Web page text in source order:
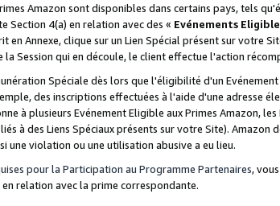
Amazon sont disponibles dans certains pays, tels
Section 4(a) en relation avec des « Evénements
en Annexe, clique sur un Lien Spécial présent sur votre
la Session qui en découle, le client effectue l'action
Spéciale dès lors que l'éligibilité d'un
des inscriptions effectuées à l'aide d'une adresse
à plusieurs Evénement Eligible aux Primes Amazon,
à des Liens Spéciaux présents sur votre Site).
une violation ou une utilisation abusive a eu lieu.
pour la Participation au Programme Partenaires,
relation avec la prime correspondante.